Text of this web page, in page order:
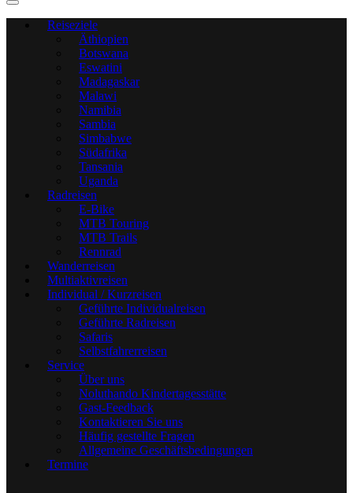
Reiseziele
Äthiopien
Botswana
Eswatini
Madagaskar
Malawi
Namibia
Sambia
Simbabwe
Südafrika
Tansania
Uganda
Radreisen
E-Bike
MTB Touring
MTB Trails
Rennrad
Wanderreisen
Multiaktivreisen
Individual / Kurzreisen
Geführte Individualreisen
Geführte Radreisen
Safaris
Selbstfahrerreisen
Service
Über uns
Noluthando Kindertagesstätte
Gast-Feedback
Kontaktieren Sie uns
Häufig gestellte Fragen
Allgemeine Geschäftsbedingungen
Termine